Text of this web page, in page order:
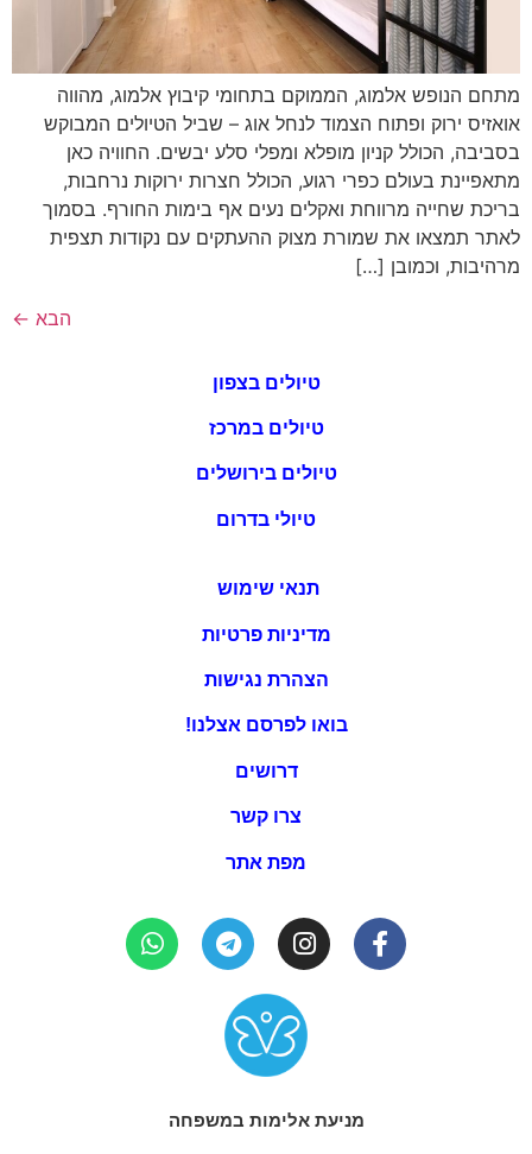
מתחם הנופש אלמוג, הממוקם בתחומי קיבוץ אלמוג, מהווה
אואזיס ירוק ופתוח הצמוד לנחל אוג – שביל הטיולים המבוקש
בסביבה, הכולל קניון מופלא ומפלי סלע יבשים. החוויה כאן
מתאפיינת בעולם כפרי רגוע, הכולל חצרות ירוקות נרחבות,
בריכת שחייה מרווחת ואקלים נעים אף בימות החורף. בסמוך
לאתר תמצאו את שמורת מצוק ההעתקים עם נקודות תצפית
מרהיבות, וכמובן […]
הבא ←
טיולים בצפון
טיולים במרכז
טיולים בירושלים
טיולי בדרום
תנאי שימוש
מדיניות פרטיות
הצהרת נגישות
בואו לפרסם אצלנו!
דרושים
צרו קשר
מפת אתר
מניעת אלימות במשפחה